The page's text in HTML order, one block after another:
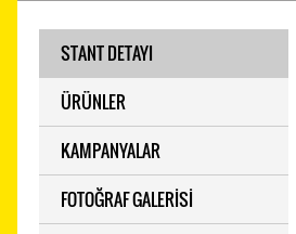
STANT DETAYI
ÜRÜNLER
KAMPANYALAR
FOTOĞRAF GALERİSİ